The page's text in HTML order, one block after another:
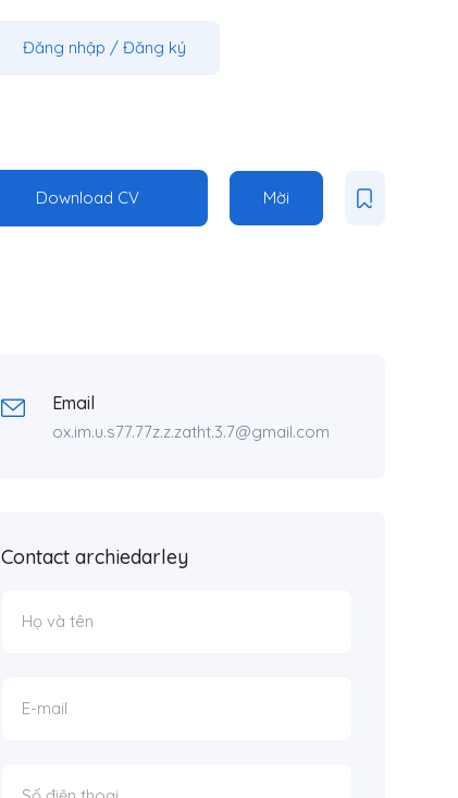
Đăng nhập / Đăng ký
Download CV Mời
Email
ox.im.u.s77.77z.z.zatht.3.7@gmail.com
Contact archiedarley